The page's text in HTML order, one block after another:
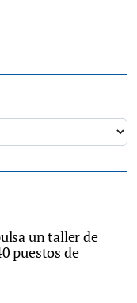
un taller de
puestos de